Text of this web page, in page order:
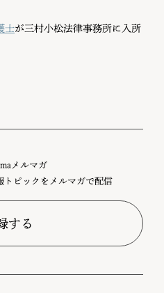
士が三村小松法律事務所に入所
メルマガ
トピックをメルマガで配信
する